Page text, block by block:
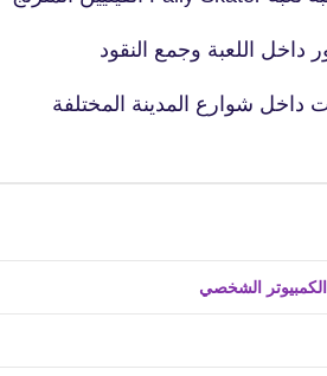
داخل اللعبة وجمع النقود
داخل شوارع المدينة المختلفة
fovtech